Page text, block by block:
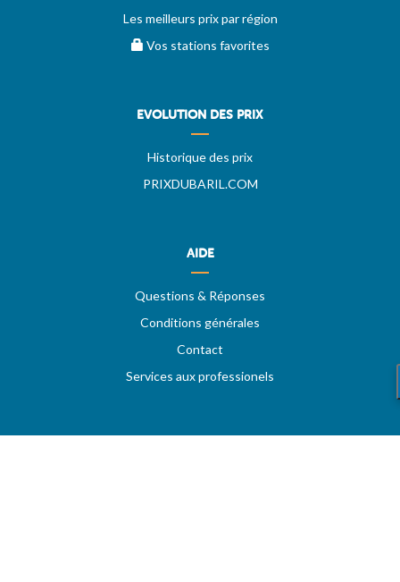
Les meilleurs prix par région
Vos stations favorites
EVOLUTION DES PRIX
Historique des prix
PRIXDUBARIL.COM
AIDE
Questions & Réponses
Conditions générales
Contact
Services aux professionels